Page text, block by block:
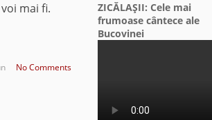
mai fi.
No Comments
ZICĂLAŞII: Cele mai
frumoase cântece ale
Bucovinei